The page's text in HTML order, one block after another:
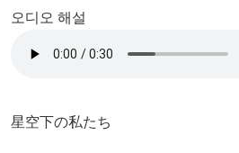
오디오 해설
星空下の私たち